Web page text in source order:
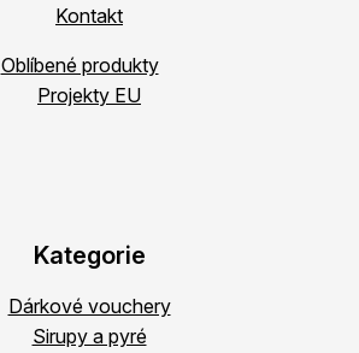
Kontakt
Oblíbené produkty
Projekty EU
Kategorie
Dárkové vouchery
Sirupy a pyré